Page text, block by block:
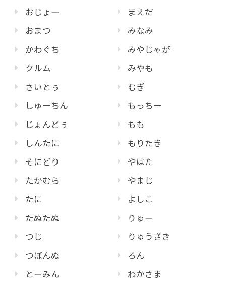
おじょー
おまつ
かわぐち
クルム
さいとぅ
しゅーちん
じょんどぅ
しんたに
そにどり
たかむら
たに
たぬたぬ
つじ
つぼんぬ
とーみん
まえだ
みなみ
みやじゃが
みやも
むぎ
もっちー
もも
もりたき
やはた
やまじ
よしこ
りゅー
りゅうざき
ろん
わかさま